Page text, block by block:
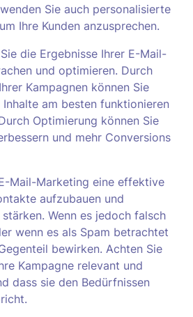
Sie auch personalisierte
Ihre Kunden anzusprechen.
die Ergebnisse Ihrer E-Mail-
und optimieren. Durch
Kampagnen können Sie
am besten funktionieren
Optimierung können Sie
und mehr Conversions
Mail-Marketing eine effektive
aufzubauen und
Wenn es jedoch falsch
wenn es als Spam betrachtet
bewirken. Achten Sie
Kampagne relevant und
dass sie den Bedürfnissen